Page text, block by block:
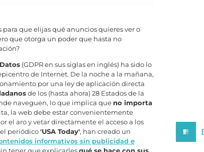
que elijas qué anuncios quieres ver o
que otorga un poder que hasta no
(GDPR en sus siglas en inglés) ha sido lo
de Internet. De la noche a la mañana,
por una ley de aplicación directa
de los (hasta ahora) 28 Estados de la
naveguen, lo que implica que no importa
la web debe estar convenientemente
el aro y vetar directamente el acceso a los
periódico 'USA Today', han creado un
informativos sin publicidad e